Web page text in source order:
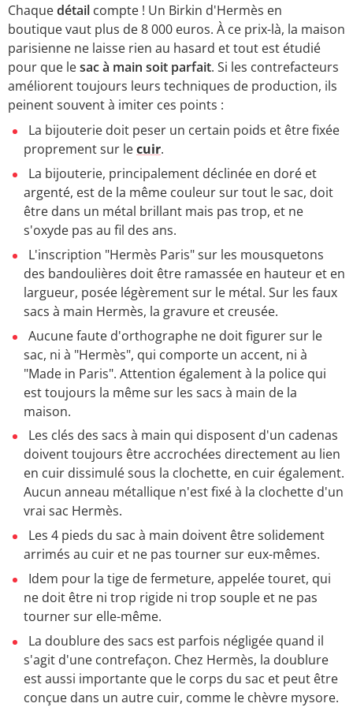
Chaquedétail compte ! Un Birkin d'Hermès en
boutique vaut plus de 8 000 euros. À ce prix-là, la maison
parisienne ne laisse rien au hasard et tout est étudié
pour que lesac à main soit parfait. Si les contrefacteurs
améliorent toujours leurs techniques de production, ils
peinent souvent à imiter ces points :
La bijouterie doit peser un certain poids et être fixée
proprement sur lecuir.
La bijouterie, principalement déclinée en doré et
argenté, est de la même couleur sur tout le sac, doit
être dans un métal brillant mais pas trop, et ne
s'oxyde pas au fil des ans.
L'inscription "Hermès Paris" sur les mousquetons
des bandoulières doit être ramassée en hauteur et en
largueur, posée légèrement sur le métal. Sur les faux
sacs à main Hermès, la gravure et creusée.
Aucune faute d'orthographe ne doit figurer sur le
sac, ni à "Hermès", qui comporte un accent, ni à
"Made in Paris". Attention également à la police qui
est toujours la même sur les sacs à main de la
maison.
Les clés des sacs à main qui disposent d'un cadenas
doivent toujours être accrochées directement au lien
en cuir dissimulé sous la clochette, en cuir également.
Aucun anneau métallique n'est fixé à la clochette d'un
vrai sac Hermès.
Les 4 pieds du sac à main doivent être solidement
arrimés au cuir et ne pas tourner sur eux-mêmes.
Idem pour la tige de fermeture, appelée touret, qui
ne doit être ni trop rigide ni trop souple et ne pas
tourner sur elle-même.
La doublure des sacs est parfois négligée quand il
s'agit d'une contrefaçon. Chez Hermès, la doublure
est aussi importante que le corps du sac et peut être
conçue dans un autre cuir, comme le chèvre mysore.